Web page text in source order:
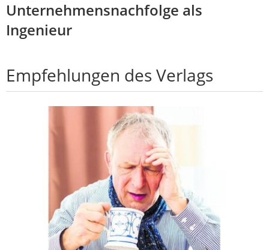
Unternehmensnachfolge als
Ingenieur
Empfehlungen des Verlags